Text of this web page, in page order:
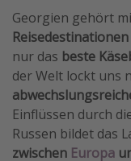
Weitere Themen
Reise Journal
Familienurlaub in
Rundreisen in
Bahnreisen in der
Reisepassfreie
Georgien gehört
nur das beste
der Welt lockt uns
Einflüssen durch
Russen bildet das
zwischen Europa